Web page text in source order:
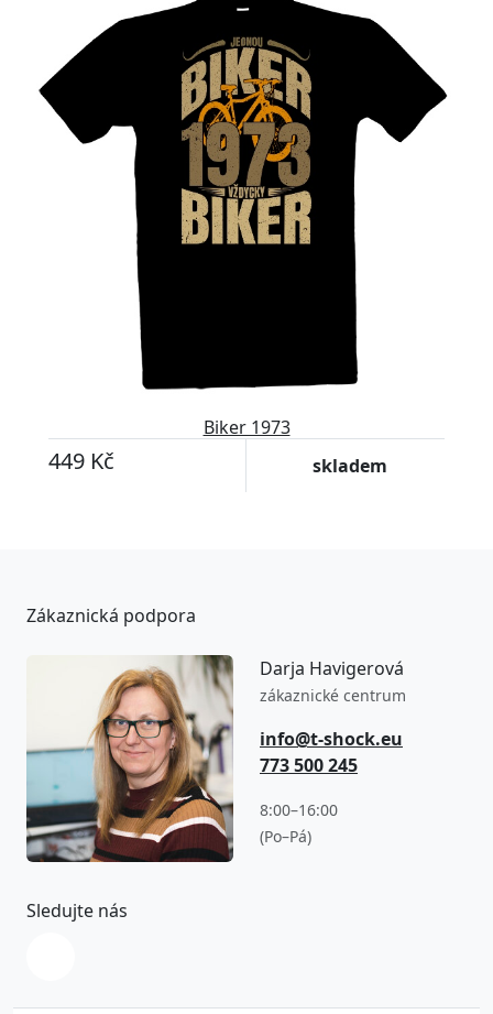
Biker 1973
449 Kč skladem
Zákaznická podpora
Darja Havigerová
zákaznické centrum
info@t-shock.eu
773 500 245
8:00–16:00
(Po–Pá)
Sledujte nás